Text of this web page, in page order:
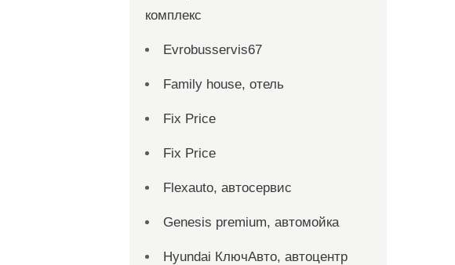
комплекс
Evrobusservis67
Family house, отель
Fix Price
Fix Price
Flexauto, автосервис
Genesis premium, автомойка
Hyundai КлючАвто, автоцентр